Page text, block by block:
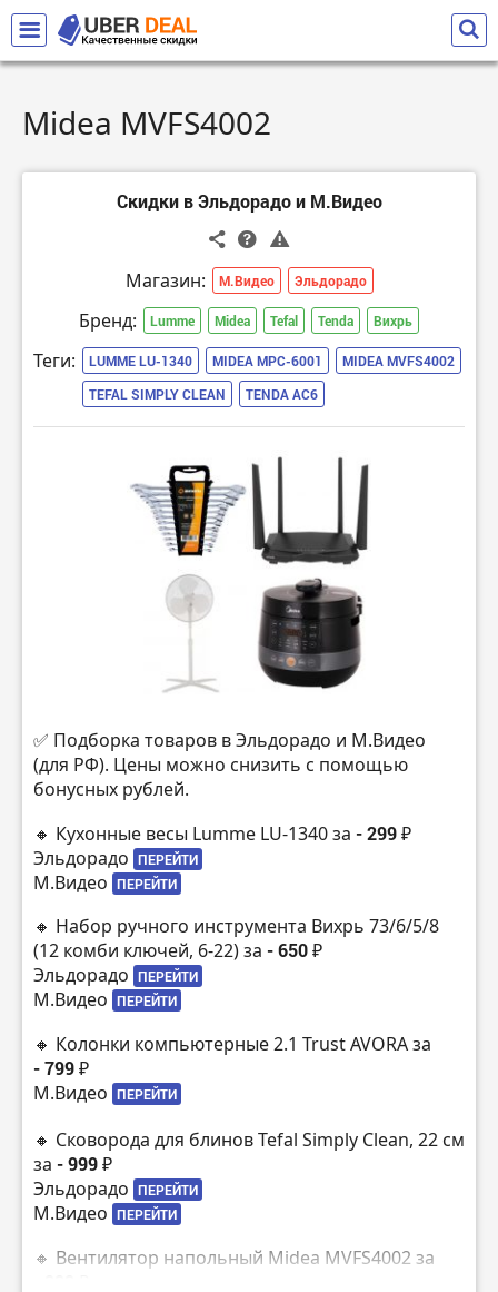
Midea MVFS4002
Скидки в Эльдорадо и М.Видео
Магазин: М.Видео Эльдорадо
Бренд: Lumme Midea Tefal Tenda Вихрь
Теги: LUMME LU-1340 MIDEA MPC-6001
MIDEA MVFS4002
TEFAL SIMPLY CLEAN
TENDA AC6
✅ Подборка товаров в Эльдорадо и М.Видео
(для РФ). Цены можно снизить с помощью
бонусных рублей.
🔸 Кухонные весы Lumme LU-1340 за - 299 ₽
Эльдорадо ПЕРЕЙТИ
М.Видео ПЕРЕЙТИ
🔸 Набор ручного инструмента Вихрь 73/6/5/8
(12 комби ключей, 6-22) за - 650 ₽
Эльдорадо ПЕРЕЙТИ
М.Видео ПЕРЕЙТИ
🔸 Колонки компьютерные 2.1 Trust AVORA за
- 799 ₽
М.Видео ПЕРЕЙТИ
🔸 Сковорода для блинов Tefal Simply Clean, 22 см
за - 999 ₽
Эльдорадо ПЕРЕЙТИ
М.Видео ПЕРЕЙТИ
🔸 Вентилятор напольный Midea MVFS4002 за